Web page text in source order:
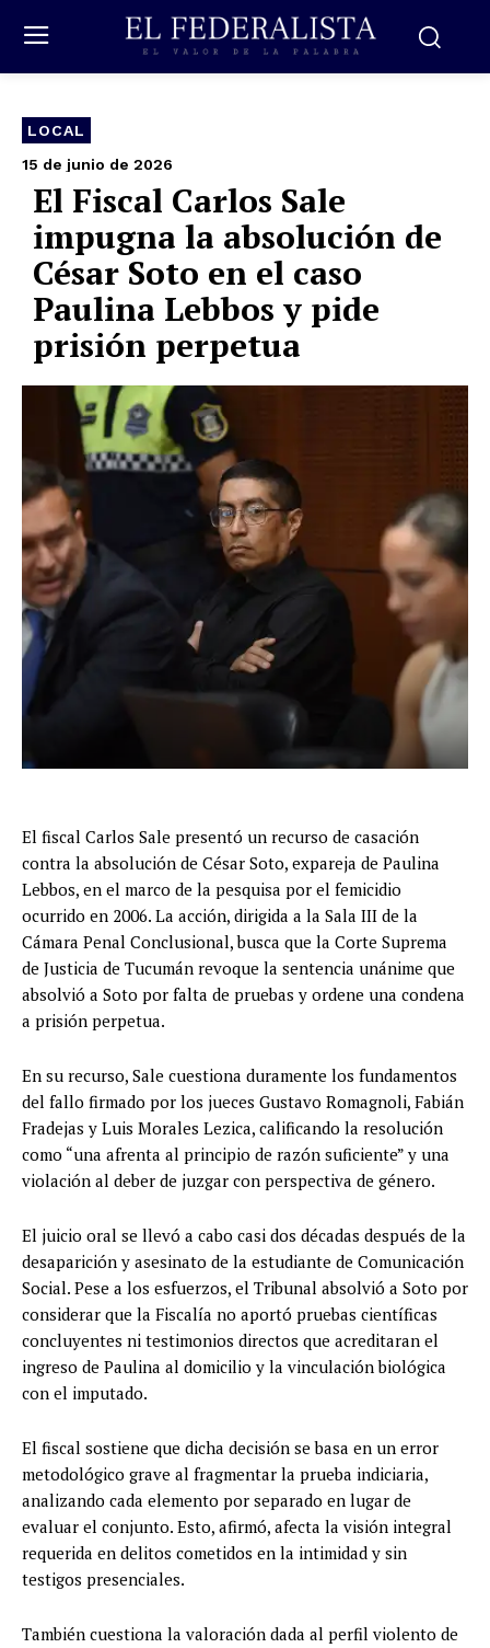
LOCAL
15 de junio de 2026
El Fiscal Carlos Sale
impugna la absolución de
César Soto en el caso
Paulina Lebbos y pide
prisión perpetua
El fiscal Carlos Sale presentó un recurso de casación
contra la absolución de César Soto, expareja de Paulina
Lebbos, en el marco de la pesquisa por el femicidio
ocurrido en 2006. La acción, dirigida a la Sala III de la
Cámara Penal Conclusional, busca que la Corte Suprema
de Justicia de Tucumán revoque la sentencia unánime que
absolvió a Soto por falta de pruebas y ordene una condena
a prisión perpetua.
En su recurso, Sale cuestiona duramente los fundamentos
del fallo firmado por los jueces Gustavo Romagnoli, Fabián
Fradejas y Luis Morales Lezica, calificando la resolución
como “una afrenta al principio de razón suficiente” y una
violación al deber de juzgar con perspectiva de género.
El juicio oral se llevó a cabo casi dos décadas después de la
desaparición y asesinato de la estudiante de Comunicación
Social. Pese a los esfuerzos, el Tribunal absolvió a Soto por
considerar que la Fiscalía no aportó pruebas científicas
concluyentes ni testimonios directos que acreditaran el
ingreso de Paulina al domicilio y la vinculación biológica
con el imputado.
El fiscal sostiene que dicha decisión se basa en un error
metodológico grave al fragmentar la prueba indiciaria,
analizando cada elemento por separado en lugar de
evaluar el conjunto. Esto, afirmó, afecta la visión integral
requerida en delitos cometidos en la intimidad y sin
testigos presenciales.
También cuestiona la valoración dada al perfil violento de